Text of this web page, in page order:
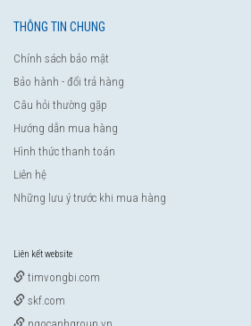
THÔNG TIN CHUNG
Chính sách bảo mật
Bảo hành - đổi trả hàng
Câu hỏi thường gặp
Hướng dẫn mua hàng
Hình thức thanh toán
Liên hệ
Những lưu ý trước khi mua hàng
Liên kết website
timvongbi.com
skf.com